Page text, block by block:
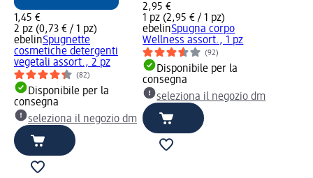
1,45 €
2 pz (0,73 € / 1 pz)
ebelinSpugnette
cosmetiche detergenti
vegetali assort., 2 pz
(82)
Disponibile per la
consegna
seleziona il negozio dm
2,95 €
1 pz (2,95 € / 1 pz)
ebelinSpugna corpo
Wellness assort., 1 pz
(92)
Disponibile per la
consegna
seleziona il negozio dm